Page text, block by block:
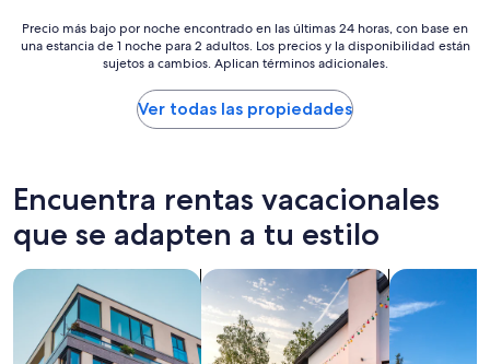
e
t
e
$95
Precio
más
últimas
24
con
en
estancia
Precio más bajo por noche encontrado en las últimas 24 horas, con base en
una estancia de 1 noche para 2 adultos. Los precios y la disponibilidad están
sujetos a cambios. Aplican términos adicionales.
Ver todas las propiedades
Encuentra rentas vacacionales
que se adapten a tu estilo
Buscar departamentos Buscar casas de vacacionesBuscar villas